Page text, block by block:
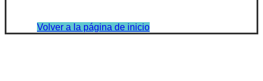
Volver a la página de inicio